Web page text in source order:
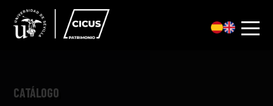
CATÁLOGO